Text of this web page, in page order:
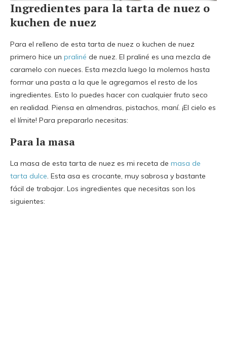
Ingredientes para la tarta de nuez o
kuchen de nuez
Para el relleno de esta tarta de nuez o kuchen de nuez
primero hice un praliné de nuez. El praliné es una mezcla de
caramelo con nueces. Esta mezcla luego la molemos hasta
formar una pasta a la que le agregamos el resto de los
ingredientes. Esto lo puedes hacer con cualquier fruto seco
en realidad. Piensa en almendras, pistachos, maní. ¡El cielo es
el límite! Para prepararlo necesitas:
Para la masa
La masa de esta tarta de nuez es mi receta de masa de
tarta dulce. Esta asa es crocante, muy sabrosa y bastante
fácil de trabajar. Los ingredientes que necesitas son los
siguientes: